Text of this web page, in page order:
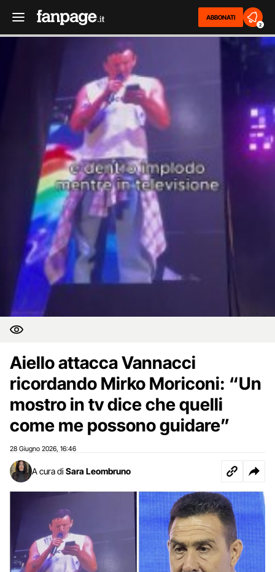
ABBONATI
2
Aiello attacca Vannacci
ricordando Mirko Moriconi: “Un
mostro in tv dice che quelli
come me possono guidare”
28 Giugno 2026 16:46
A cura di Sara Leombruno